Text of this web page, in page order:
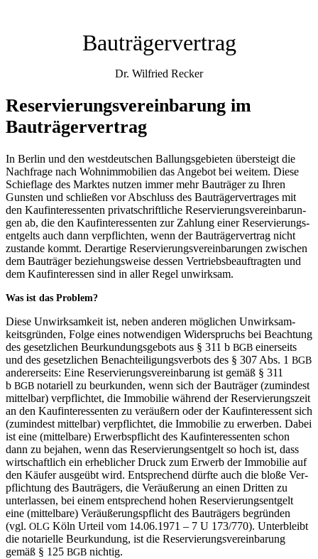
Bau­trä­ger­ver­trag
Dr. Wil­fried Recker
Reser­vie­rungs­ver­ein­ba­rung im
Bauträgervertrag
In Ber­lin und den west­deut­schen Bal­lungs­ge­bie­ten über­steigt die
Nach­fra­ge nach Wohn­im­mo­bi­li­en das Ange­bot bei wei­tem. Die­se
Schief­la­ge des Mark­tes nut­zen immer mehr Bau­trä­ger zu Ihren
Guns­ten und schlie­ßen vor Abschluss des Bau­trä­ger­ver­tra­ges mit
den Kauf­in­ter­es­sen­ten pri­vat­schrift­li­che Reser­vie­rungs­ver­ein­ba­run­
gen ab, die den Kauf­in­ter­es­sen­ten zur Zah­lung einer Reser­vie­rungs­
ent­gelts auch dann ver­pflich­ten, wenn der Bau­trä­ger­ver­trag nicht
zustan­de kommt. Der­ar­ti­ge Reser­vie­rungs­ver­ein­ba­run­gen zwi­schen
dem Bau­trä­ger bezie­hungs­wei­se des­sen Ver­triebs­be­auf­trag­ten und
dem Kauf­in­ter­es­sen sind in aller Regel unwirksam.
Was ist das Problem?
Die­se Unwirk­sam­keit ist, neben ande­ren mög­li­chen Unwirk­sam­
keits­grün­den, Fol­ge eines not­wen­di­gen Wider­spruchs bei Beach­tung
des gesetz­li­chen Beur­kun­dungs­ge­bots aus § 311 b BGB einer­seits
und des gesetz­li­chen Benach­tei­li­gungs­ver­bots des § 307 Abs. 1 BGB
ande­rer­seits: Eine Reser­vie­rungs­ver­ein­ba­rung ist gemäß § 311
b BGB nota­ri­ell zu beur­kun­den, wenn sich der Bau­trä­ger (zumin­dest
mit­tel­bar) ver­pflich­tet, die Immo­bi­lie wäh­rend der Reser­vie­rungs­zeit
an den Kauf­in­ter­es­sen­ten zu ver­äu­ßern oder der Kauf­in­ter­es­sent sich
(zumin­dest mit­tel­bar) ver­pflich­tet, die Immo­bi­lie zu erwer­ben. Dabei
ist eine (mit­tel­ba­re) Erwerbs­pflicht des Kauf­in­ter­es­sen­ten schon
dann zu beja­hen, wenn das Reser­vie­rungs­ent­gelt so hoch ist, dass
wirt­schaft­lich ein erheb­li­cher Druck zum Erwerb der Immo­bi­lie auf
den Käu­fer aus­ge­übt wird. Ent­spre­chend dürf­te auch die blo­ße Ver­
pflich­tung des Bau­trä­gers, die Ver­äu­ße­rung an einen Drit­ten zu
unter­las­sen, bei einem ent­spre­chend hohen Reser­vie­rungs­ent­gelt
eine (mit­tel­ba­re) Ver­äu­ße­rungs­pflicht des Bau­trä­gers begrün­den
(vgl. OLG Köln Urteil vom 14.06.1971 – 7 U 173/770). Unter­bleibt
die nota­ri­el­le Beur­kun­dung, ist die Reser­vie­rungs­ver­ein­ba­rung
gemäß § 125 BGB nichtig.